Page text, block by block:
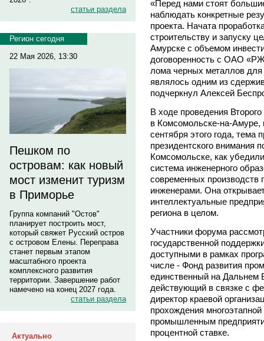
статьи раздела
Регион сегодня
22 Мая 2026, 13:30
Пешком по
островам: как новый
мост изменит туризм
в Приморье
Группа компаний "Остов"
планирует построить мост,
который свяжет Русский остров
с островом Елены. Переправа
станет первым этапом
масштабного проекта
комплексного развития
территории. Завершение работ
намечено на конец 2027 года.
статьи раздела
Актуально
«Перед нами стоят
наблюдать конкретные
проекта. Начата
строительству и запуску
Амурске с объемом
договоренность с ОАО
лома черных металлов
являлось одним из
подчеркнул Алексей
В ходе проведения
в Комсомольске-на-Амуре,
сентября этого года, тема
президентского внимания
Комсомольске, как
система инженерного
современных
инженерами. Она
интеллектуальные
региона в целом.
Участники форума
государственной
доступными в рамках
числе - Фонд развития
единственный на Дальнем
действующий в связке с
директор краевой
прохождения
промышленным
процентной ставке.